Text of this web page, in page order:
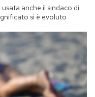
anche il sindaco di
si è evoluto